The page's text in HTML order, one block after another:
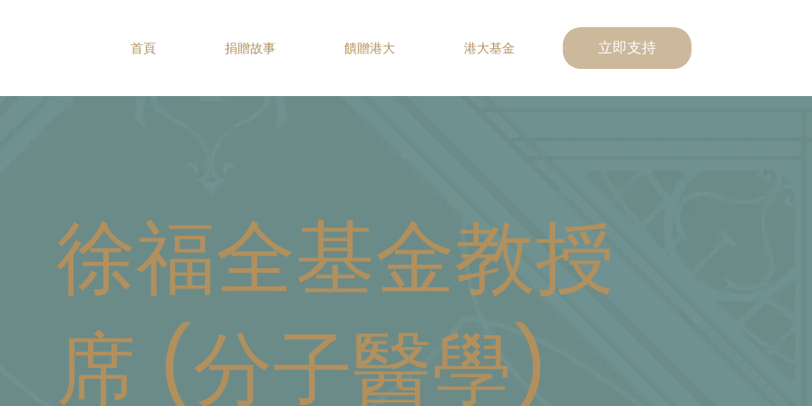
首頁 捐贈故事 饋贈港大 港大基金 立即支持
徐福全基金教授
席 (分子醫學)